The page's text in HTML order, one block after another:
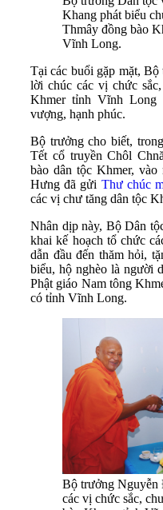
Khang phát biểu
Thmây đồng bào
Vĩnh Long.
Tại các buổi gặp mặt,
lời chúc các vị chức
Khmer tỉnh Vĩnh Long
vượng, hạnh phúc.
Bộ trưởng cho biết,
Tết cổ truyền Chôl
bào dân tộc Khmer,
Hưng đã gửi Thư chúc
các vị chư tăng dân tộc
Nhân dịp này, Bộ Dân
khai kế hoạch tổ chức
dẫn đầu đến thăm hỏi,
biểu, hộ nghèo là người
Phật giáo Nam tông
có tỉnh Vĩnh Long.
Bộ trưởng
các vị chức sắc,